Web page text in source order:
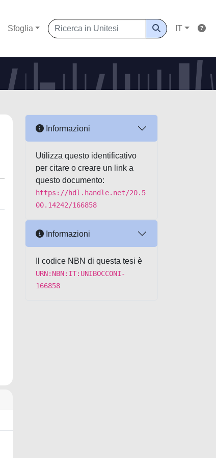
Sfoglia IT
Informazioni
Utilizza questo identificativo
per citare o creare un link a
questo documento:
https://hdl.handle.net/20.5
00.14242/166858
Informazioni
Il codice NBN di questa tesi è
URN:NBN:IT:UNIBOCCONI-
166858